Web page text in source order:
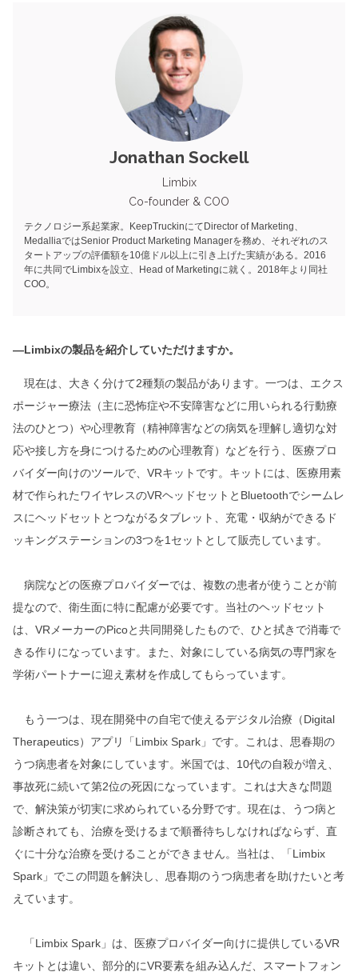
Jonathan Sockell
Limbix
Co-founder & COO
テクノロジー系起業家。KeepTruckinにてDirector of Marketing、
MedalliaではSenior Product Marketing Managerを務め、それぞれのス
タートアップの評価額を10億ドル以上に引き上げた実績がある。2016
年に共同でLimbixを設立、Head of Marketingに就く。2018年より同社
COO。
―Limbixの製品を紹介していただけますか。
現在は、大きく分けて2種類の製品があります。一つは、エクス
ポージャー療法（主に恐怖症や不安障害などに用いられる行動療
法のひとつ）や心理教育（精神障害などの病気を理解し適切な対
応や接し方を身につけるための心理教育）などを行う、医療プロ
バイダー向けのツールで、VRキットです。キットには、医療用素
材で作られたワイヤレスのVRヘッドセットとBluetoothでシームレ
スにヘッドセットとつながるタブレット、充電・収納ができるド
ッキングステーションの3つを1セットとして販売しています。
病院などの医療プロバイダーでは、複数の患者が使うことが前
提なので、衛生面に特に配慮が必要です。当社のヘッドセット
は、VRメーカーのPicoと共同開発したもので、ひと拭きで消毒で
きる作りになっています。また、対象にしている病気の専門家を
学術パートナーに迎え素材を作成してもらっています。
もう一つは、現在開発中の自宅で使えるデジタル治療（Digital
Therapeutics）アプリ「Limbix Spark」です。これは、思春期の
うつ病患者を対象にしています。米国では、10代の自殺が増え、
事故死に続いて第2位の死因になっています。これは大きな問題
で、解決策が切実に求められている分野です。現在は、うつ病と
診断されても、治療を受けるまで順番待ちしなければならず、直
ぐに十分な治療を受けることができません。当社は、「Limbix
Spark」でこの問題を解決し、思春期のうつ病患者を助けたいと考
えています。
「Limbix Spark」は、医療プロバイダー向けに提供しているVR
キットとは違い、部分的にVR要素を組み込んだ、スマートフォン